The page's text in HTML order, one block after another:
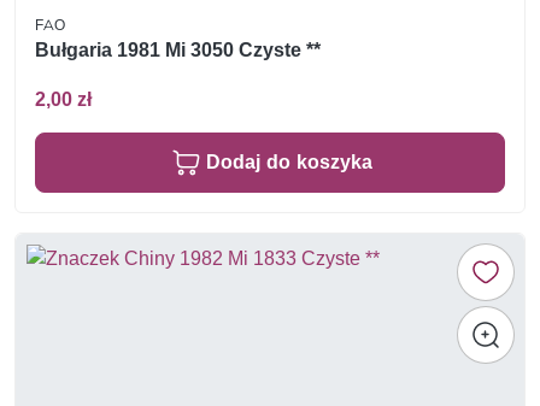
FAO
Bułgaria 1981 Mi 3050 Czyste **
2,00 zł
Dodaj do koszyka